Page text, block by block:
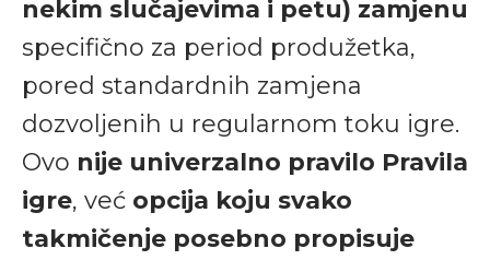
nekim slučajevima i petu) zamjenu
specifično za period produžetka,
pored standardnih zamjena
dozvoljenih u regularnom toku igre.
Ovo nije univerzalno pravilo Pravila
igre, već opcija koju svako
takmičenje posebno propisuje